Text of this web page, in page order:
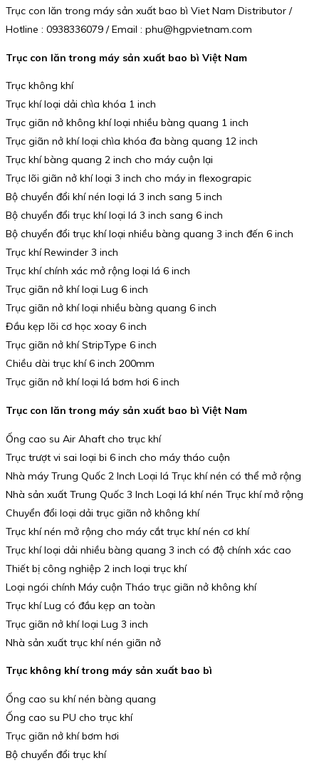
Trục con lăn trong máy sản xuất bao bì Viet Nam Distributor /
Hotline : 0938336079 / Email : phu@hgpvietnam.com
Trục con lăn trong máy sản xuất bao bì Việt Nam
Trục không khí
Trục khí loại dải chìa khóa 1 inch
Trục giãn nở không khí loại nhiều bàng quang 1 inch
Trục giãn nở khí loại chìa khóa đa bàng quang 12 inch
Trục khí bàng quang 2 inch cho máy cuộn lại
Trục lõi giãn nở khí loại 3 inch cho máy in flexograpic
Bộ chuyển đổi khí nén loại lá 3 inch sang 5 inch
Bộ chuyển đổi trục khí loại lá 3 inch sang 6 inch
Bộ chuyển đổi trục khí loại nhiều bàng quang 3 inch đến 6 inch
Trục khí Rewinder 3 inch
Trục khí chính xác mở rộng loại lá 6 inch
Trục giãn nở khí loại Lug 6 inch
Trục giãn nở khí loại nhiều bàng quang 6 inch
Đầu kẹp lõi cơ học xoay 6 inch
Trục giãn nở khí StripType 6 inch
Chiều dài trục khí 6 inch 200mm
Trục giãn nở khí loại lá bơm hơi 6 inch
Trục con lăn trong máy sản xuất bao bì Việt Nam
Ống cao su Air Ahaft cho trục khí
Trục trượt vi sai loại bi 6 inch cho máy tháo cuộn
Nhà máy Trung Quốc 2 Inch Loại lá Trục khí nén có thể mở rộng
Nhà sản xuất Trung Quốc 3 Inch Loại lá khí nén Trục khí mở rộng
Chuyển đổi loại dải trục giãn nở không khí
Trục khí nén mở rộng cho máy cắt trục khí nén cơ khí
Trục khí loại dải nhiều bàng quang 3 inch có độ chính xác cao
Thiết bị công nghiệp 2 inch loại trục khí
Loại ngói chính Máy cuộn Tháo trục giãn nở không khí
Trục khí Lug có đầu kẹp an toàn
Trục giãn nở khí loại Lug 3 inch
Nhà sản xuất trục khí nén giãn nở
Trục không khí trong máy sản xuất bao bì
Ống cao su khí nén bàng quang
Ống cao su PU cho trục khí
Trục giãn nở khí bơm hơi
Bộ chuyển đổi trục khí